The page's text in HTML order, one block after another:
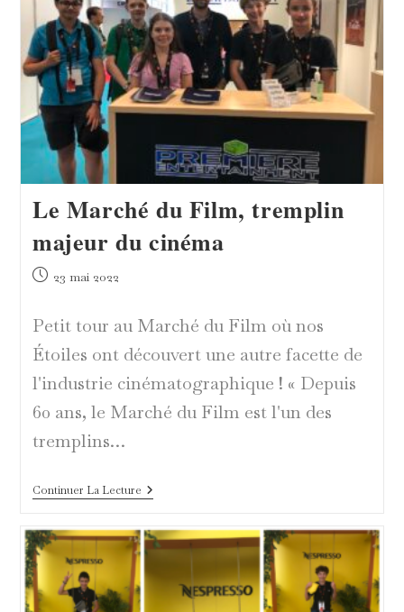
Le Marché du Film, tremplin
majeur du cinéma
Publication
23 mai 2022
Petit tour au Marché du Film où nos
Étoiles ont découvert une autre facette de
l'industrie cinématographique ! « Depuis
60 ans, le Marché du Film est l'un des
tremplins…
Continuer La LectureLe
Marché
Film,
Tremplin
Majeur
Du
Cinéma